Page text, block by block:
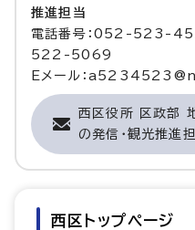
推進担当
電話番号：052-523-
522-5069
Eメール：
西区役所 区政部
の発信・観光推進
西区トップページ